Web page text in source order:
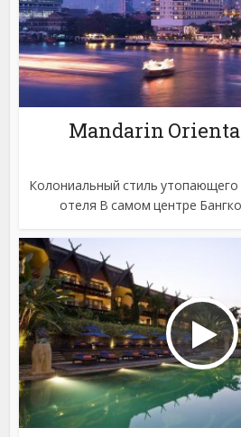
Mandarin
Колониальный стиль утопающего
отеля В самом центре